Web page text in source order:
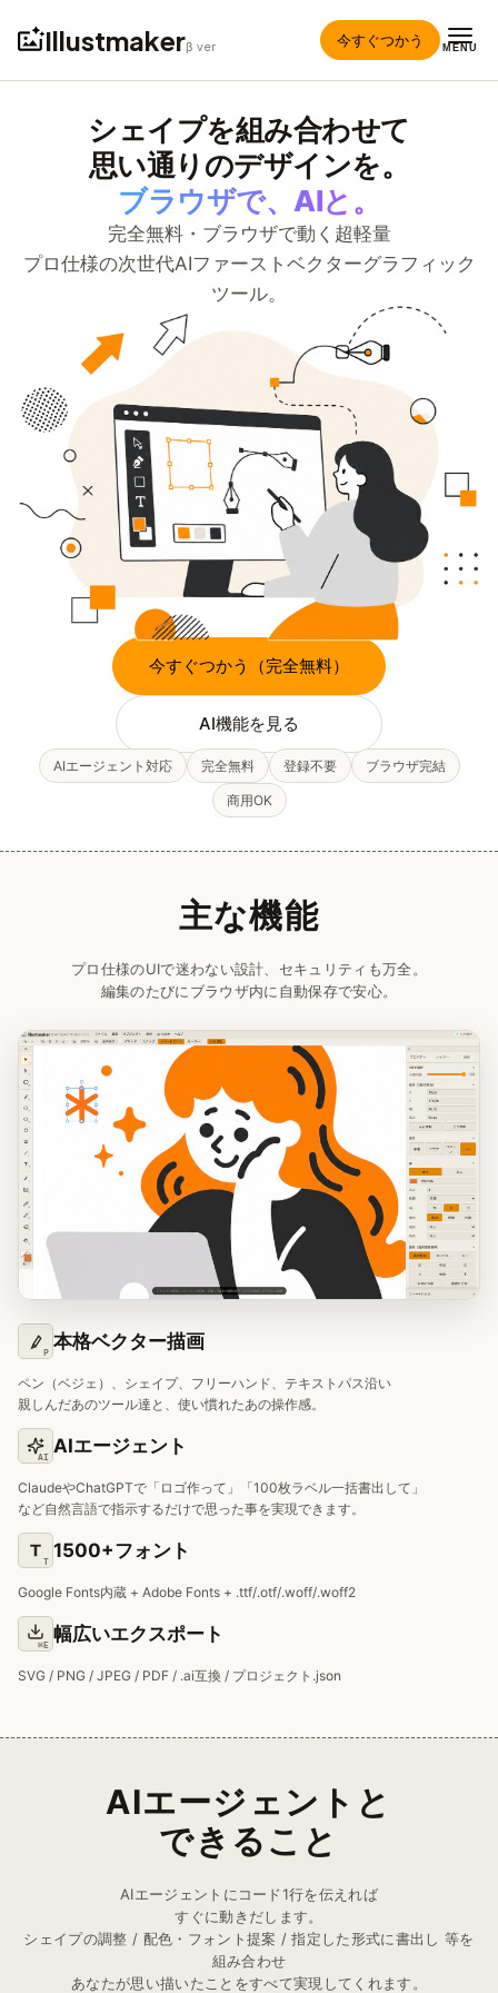
Illustmakerβ ver 今すぐつかう MENU
シェイプを組み合わせて
思い通りのデザインを。
ブラウザで、AIと。
完全無料・ブラウザで動く超軽量
プロ仕様の次世代AIファーストベクターグラフィック
ツール。
今すぐつかう（完全無料）
AI機能を見る
AIエージェント対応 完全無料 登録不要 ブラウザ完結
商用OK
主な機能
プロ仕様のUIで迷わない設計、セキュリティも万全。
編集のたびにブラウザ内に自動保存で安心。
P
本格ベクター描画
ペン（ベジェ）、シェイプ、フリーハンド、テキストパス沿い
親しんだあのツール達と、使い慣れたあの操作感。
AI
AIエージェント
ClaudeやChatGPTで「ロゴ作って」「100枚ラベル一括書出して」
など自然言語で指示するだけで思った事を実現できます。
T
1500+フォント
Google Fonts内蔵 + Adobe Fonts + .ttf/.otf/.woff/.woff2
⌘E
幅広いエクスポート
SVG / PNG / JPEG / PDF / .ai互換 / プロジェクト.json
AIエージェントと
できること
AIエージェントにコード1行を伝えれば
すぐに動きだします。
シェイプの調整 / 配色・フォント提案 / 指定した形式に書出し 等を
組み合わせ
あなたが思い描いたことをすべて実現してくれます。